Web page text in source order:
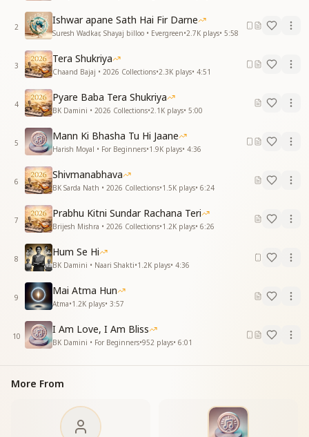
जग की नांव को मिले किनारा
आदि में भी मिल जाए सहारा
जग की नांव को मिले किनारा
आदि में भी मिल जाए सहारा
अंधकार में आय उजियार
हो जाए सब का बेड़ा पार
बेड़ा पार.......
हो जाए सब का बेड़ा पार
योग हो जीवन का आधार
सुख से जीवन ही भर जाए
हर एक गुण जो सदा लुटाए
सुख से जीवन ही भर जाए
हर एक गुण जो सदा लुटाए
ज्ञान बहाए अमृत की धार
हो जाए उस सब का बेड़ा पार
बेड़ा पार.......
हो जाए सब का बेड़ा पार
योग हो जीवन का आधार
शिव पिता से रहे बस प्यार
योग हो जीवन का आधार
शिव पिता से रहे बस प्यार
हो जाए सबका बेड़ा पार
बेड़ा पार.......
2
Ishwar apane Sath Hai Fir Darne
Suresh Wadkar, Shayaj billoo • Evergreen•2.7K plays• 5:58
3
Tera Shukriya
Chaand Bajaj • 2026 Collections•2.3K plays• 4:51
4
Pyare Baba Tera Shukriya
BK Damini • 2026 Collections•2.1K plays• 5:00
5
Mann Ki Bhasha Tu Hi Jaane
Harish Moyal • For Beginners•1.9K plays• 4:36
6
Shivmanabhava
BK Sarda Nath • 2026 Collections•1.5K plays• 6:24
7
Prabhu Kitni Sundar Rachana Teri
Brijesh Mishra • 2026 Collections•1.2K plays• 6:26
8
Hum Se Hi
BK Damini • Naari Shakti•1.2K plays• 4:36
9
Mai Atma Hun
Atma•1.2K plays• 3:57
10
I Am Love, I Am Bliss
BK Damini • For Beginners•952 plays• 6:01
More From